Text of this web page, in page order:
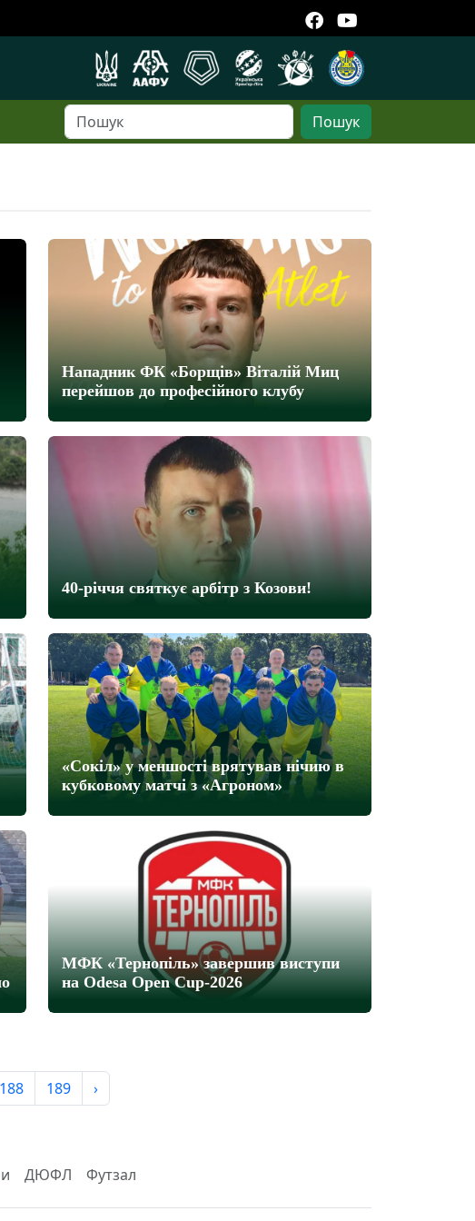
Пошук
Нападник ФК «Борщів» Віталій Миц
перейшов до професійного клубу
40-річчя святкує арбітр з Козови!
«Сокіл» у меншості врятував нічию в
кубковому матчі з «Агроном»
МФК «Тернопіль» завершив виступи
на Odesa Open Cup-2026
188 189 ›
ДЮФЛ Футзал